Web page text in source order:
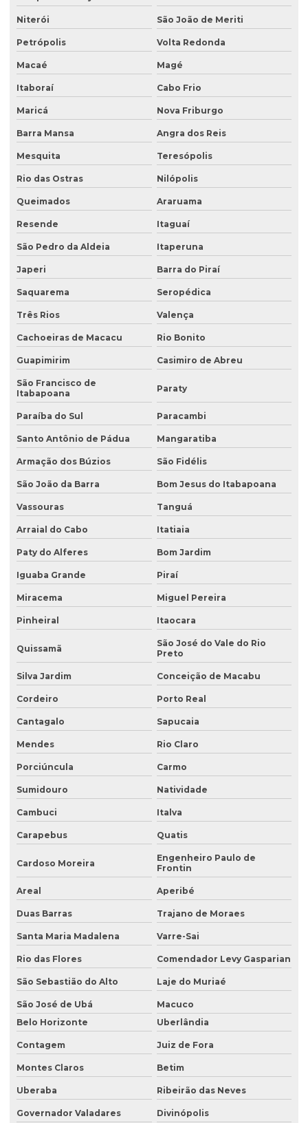
Análise de solo amostragem
Análise de solo completa
Análise de solo para construção
Análise de solo contaminado
Análise de solo física
Análise de solo fósforo
Análise de solo laboratório
Análise de solo valor
Avaliação ambiental preliminar
Avaliação ambiental de terrenos com potencial de contaminação
Avaliação de área de risco ambiental e sanitária
Avaliação de áreas contaminadas
Avaliação de efluentes industriais
Avaliação de passivo ambiental
Avaliação preliminar de áreas contaminadas
Avaliação preliminar de passivo ambiental
Coleta de água
Coleta de água para análise
Coleta de água para análise físico química
Coleta de água para análise microbiológica
Coleta de água industrial
Coleta de amostra de água para análise microbiológica
Coleta de amostras de água
Coleta de amostras de água e efluentes
Coleta de efluentes líquidos
Consultoria ambiental
Consultoria ambiental para empresas
Consultoria ambiental e florestal
Consultoria ambiental rural
Consultoria ambiental serviços
Consultoria área ambiental
Consultoria e assessoria ambiental
Consultoria em gestão ambiental
Consultoria inventário florestal
Consultoria e licenciamento ambiental
Consultoria de meio ambiente
Desativação de tanque de combustível subterrâneo
Empresa de análise de água
Niterói São João de Meriti
Petrópolis Volta Redonda
Macaé Magé
Itaboraí Cabo Frio
Maricá Nova Friburgo
Barra Mansa Angra dos Reis
Mesquita Teresópolis
Rio das Ostras Nilópolis
Queimados Araruama
Resende Itaguaí
São Pedro da Aldeia Itaperuna
Japeri Barra do Piraí
Saquarema Seropédica
Três Rios Valença
Cachoeiras de Macacu Rio Bonito
Guapimirim Casimiro de Abreu
São Francisco de
Itabapoana
Paraty
Paraíba do Sul Paracambi
Santo Antônio de Pádua Mangaratiba
Armação dos Búzios São Fidélis
São João da Barra Bom Jesus do Itabapoana
Vassouras Tanguá
Arraial do Cabo Itatiaia
Paty do Alferes Bom Jardim
Iguaba Grande Piraí
Miracema Miguel Pereira
Pinheiral Itaocara
Quissamã
São José do Vale do Rio
Preto
Silva Jardim Conceição de Macabu
Cordeiro Porto Real
Cantagalo Sapucaia
Mendes Rio Claro
Porciúncula Carmo
Sumidouro Natividade
Cambuci Italva
Carapebus Quatis
Cardoso Moreira
Engenheiro Paulo de
Frontin
Areal Aperibé
Duas Barras Trajano de Moraes
Santa Maria Madalena Varre-Sai
Rio das Flores Comendador Levy Gasparian
São Sebastião do Alto Laje do Muriaé
São José de Ubá
Macuco
Belo Horizonte
Uberlândia
Contagem Juiz de Fora
Montes Claros Betim
Uberaba Ribeirão das Neves
Governador Valadares Divinópolis